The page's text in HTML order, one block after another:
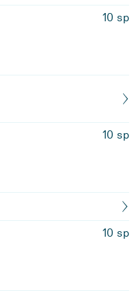
10 sp
10 sp
10 sp